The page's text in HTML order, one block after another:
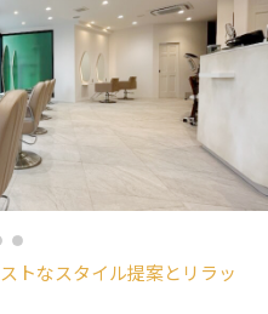
トなスタイル提案とリラッ